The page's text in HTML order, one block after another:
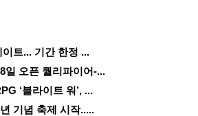
트... 기간 한정 ...
일 오픈 퀄리파이어-...
‘블라이트 워’, ...
기념 축제 시작.....